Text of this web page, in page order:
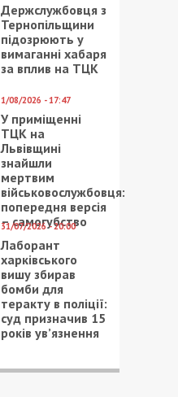
Держслужбовця з
Тернопільщини
підозрюють у
вимаганні хабаря
за вплив на ТЦК
1/08/2026 - 17:47
У приміщенні
ТЦК на
Львівщині
знайшли
мертвим
військовослужбовця:
попередня версія
– самогубство
31/07/2026 - 20:00
Лаборант
харківського
вишу збирав
бомби для
теракту в поліції:
суд призначив 15
років ув’язнення